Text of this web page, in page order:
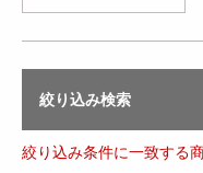
絞り込み検索
絞り込み条件に一致する